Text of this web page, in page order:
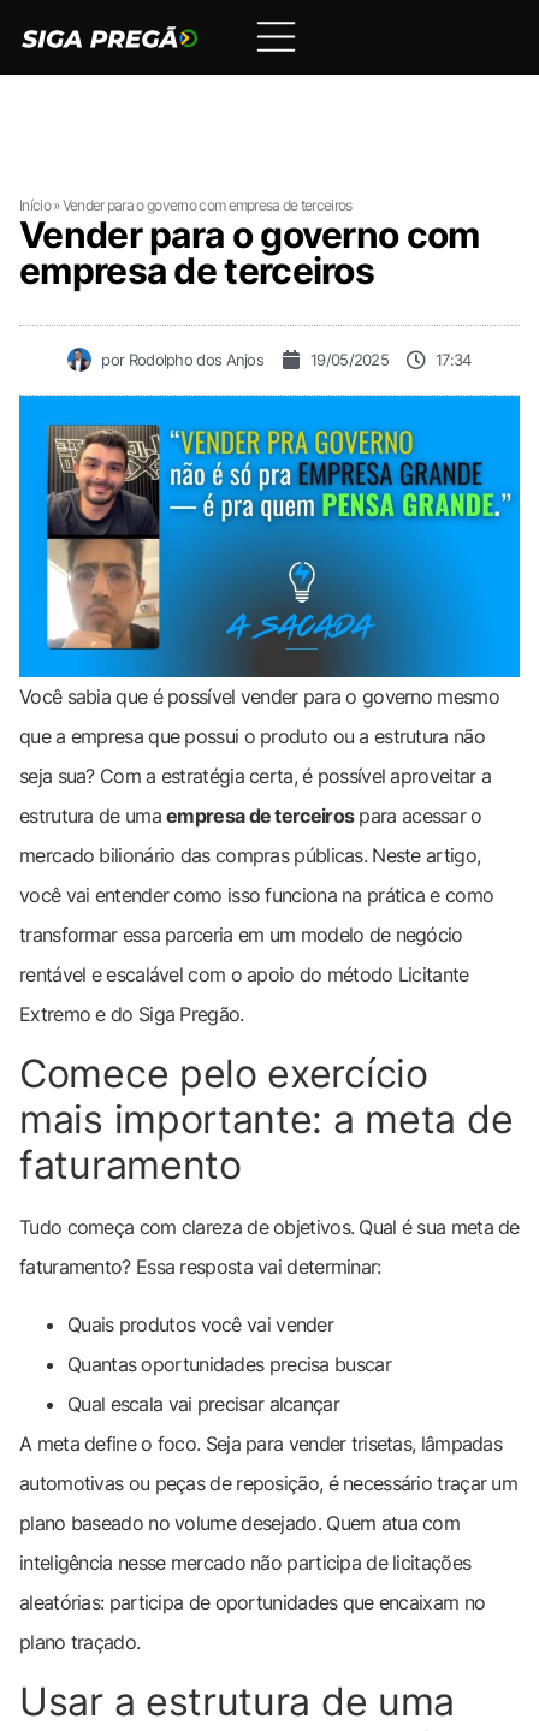
Início»Vender para o governo com empresa de terceiros
Vender para o governo com
empresa de terceiros
porRodolpho dos Anjos 19/05/2025 17:34
Você sabia que é possível vender para o governo mesmo
que a empresa que possui o produto ou a estrutura não
seja sua? Com a estratégia certa, é possível aproveitar a
estrutura de umaempresa de terceirospara acessar o
mercado bilionário das compras públicas. Neste artigo,
você vai entender como isso funciona na prática e como
transformar essa parceria em um modelo de negócio
rentável e escalável com o apoio do método Licitante
Extremo e do Siga Pregão.
Comece pelo exercício
mais importante: a meta de
faturamento
Tudo começa com clareza de objetivos. Qual é sua meta de
faturamento? Essa resposta vai determinar:
Quais produtos você vai vender
Quantas oportunidades precisa buscar
Qual escala vai precisar alcançar
A meta define o foco. Seja para vender trisetas, lâmpadas
automotivas ou peças de reposição, é necessário traçar um
plano baseado no volume desejado. Quem atua com
inteligência nesse mercado não participa de licitações
aleatórias: participa de oportunidades que encaixam no
plano traçado.
Usar a estrutura de uma